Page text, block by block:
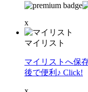
x
マイリスト
マイリストへ保
後で便利♪ Click!